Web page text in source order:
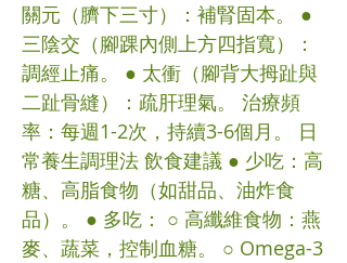
關元（臍下三寸）：補腎固本。 ●
三陰交（腳踝內側上方四指寬）：
調經止痛。 ● 太衝（腳背大拇趾與
二趾骨縫）：疏肝理氣。 治療頻
率：每週1-2次，持續3-6個月。 日
常養生調理法 飲食建議 ● 少吃：高
糖、高脂食物（如甜品、油炸食
品）。 ● 多吃： ○ 高纖維食物：燕
麥、蔬菜，控制血糖。 ○ Omega-3